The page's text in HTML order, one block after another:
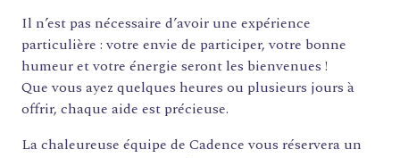
Il n’est pas nécessaire d’avoir une expérience
particulière : votre envie de participer, votre bonne
humeur et votre énergie seront les bienvenues !
Que vous ayez quelques heures ou plusieurs jours à
offrir, chaque aide est précieuse.
La chaleureuse équipe de Cadence vous réservera un